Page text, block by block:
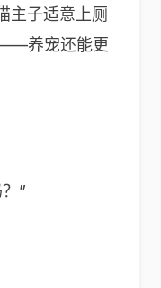
主子适意上厕
养宠还能更
”